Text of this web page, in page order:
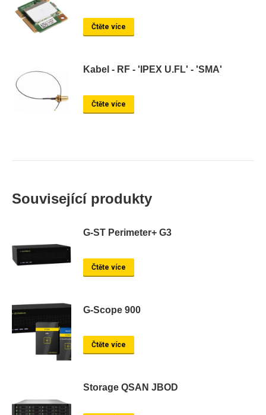
Čtěte více
Kabel - RF - 'IPEX U.FL' - 'SMA'
Čtěte více
Související produkty
G-ST Perimeter+ G3
Čtěte více
G-Scope 900
Čtěte více
Storage QSAN JBOD